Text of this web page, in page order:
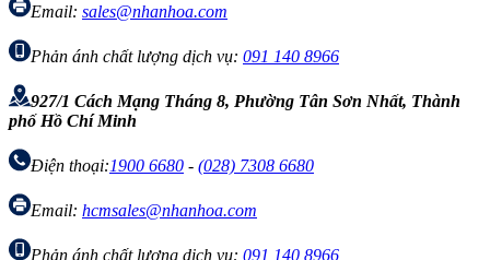
Email: sales@nhanhoa.com
Phản ánh chất lượng dịch vụ: 091 140 8966
927/1 Cách Mạng Tháng 8, Phường Tân Sơn Nhất, Thành
phố Hồ Chí Minh
Điện thoại:1900 6680 - (028) 7308 6680
Email: hcmsales@nhanhoa.com
Phản ánh chất lượng dịch vụ: 091 140 8966